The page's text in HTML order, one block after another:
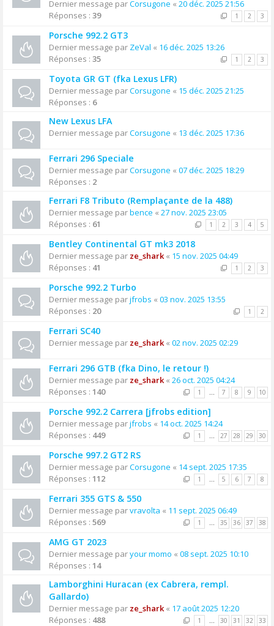
Dernier message parCorsugone « 20 déc. 2025 21:56
Réponses : 39 1 2 3
Porsche 992.2 GT3
Dernier message par ZeVal « 16 déc. 2025 13:26
Réponses : 35 1 2 3
Toyota GR GT (fka Lexus LFR)
Dernier message parCorsugone « 15 déc. 2025 21:25
Réponses : 6
New Lexus LFA
Dernier message parCorsugone « 13 déc. 2025 17:36
Ferrari 296 Speciale
Dernier message parCorsugone « 07 déc. 2025 18:29
Réponses : 2
Ferrari F8 Tributo (Remplaçante de la 488)
Dernier message parbence « 27 nov. 2025 23:05
Réponses : 61 1 2 3 4 5
Bentley Continental GT mk3 2018
Dernier message par ze_shark« 15 nov. 2025 04:49
Réponses : 41 1 2 3
Porsche 992.2 Turbo
Dernier message parjfrobs « 03 nov. 2025 13:55
Réponses : 20 1 2
Ferrari SC40
Dernier message par ze_shark« 02 nov. 2025 02:29
Ferrari 296 GTB (fka Dino, le retour !)
Dernier message par ze_shark« 26 oct. 2025 04:24
Réponses : 140 1 … 7 8 9 10
Porsche 992.2 Carrera [jfrobs edition]
Dernier message parjfrobs « 14 oct. 2025 14:24
Réponses : 449 1 … 27 28 29 30
Porsche 997.2 GT2 RS
Dernier message parCorsugone « 14 sept. 2025 17:35
Réponses : 112 1 … 5 6 7 8
Ferrari 355 GTS & 550
Dernier message parvravolta « 11 sept. 2025 06:49
Réponses : 569 1 … 35 36 37 38
AMG GT 2023
Dernier message paryour momo « 08 sept. 2025 10:10
Réponses : 14
Lamborghini Huracan (ex Cabrera, rempl.
Gallardo)
Dernier message par ze_shark« 17 août 2025 12:20
Réponses : 488 1 … 30 31 32 33